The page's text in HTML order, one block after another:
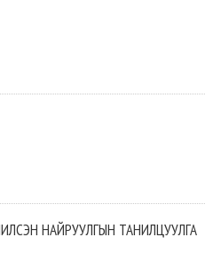
НАЙРУУЛГЫН ТАНИЛЦУУЛГА